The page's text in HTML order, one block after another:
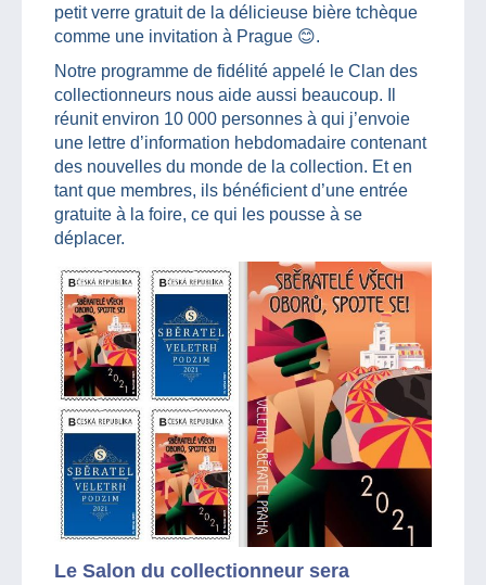
petit verre gratuit de la délicieuse bière tchèque
comme une invitation à Prague 😊.
Notre programme de fidélité appelé le Clan des
collectionneurs nous aide aussi beaucoup. Il
réunit environ 10 000 personnes à qui j’envoie
une lettre d’information hebdomadaire contenant
des nouvelles du monde de la collection. Et en
tant que membres, ils bénéficient d’une entrée
gratuite à la foire, ce qui les pousse à se
déplacer.
Le Salon du collectionneur sera